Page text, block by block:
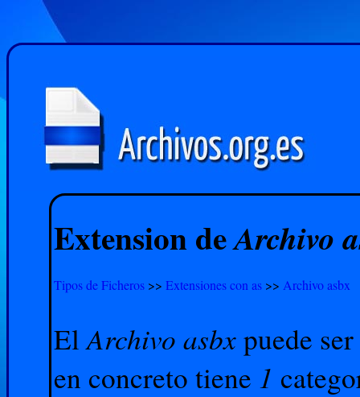
Extension deArchivo
Tipos de Ficheros >> Extensiones con as >> Archivo asbx
ElArchivo asbxpuede
en concreto tiene 1